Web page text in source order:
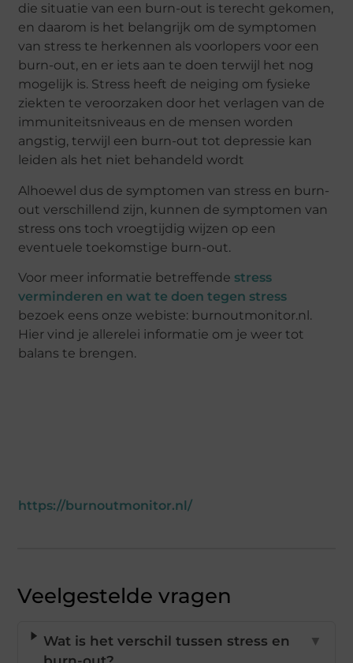
die situatie van een burn-out is terecht gekomen,
en daarom is het belangrijk om de symptomen
van stress te herkennen als voorlopers voor een
burn-out, en er iets aan te doen terwijl het nog
mogelijk is. Stress heeft de neiging om fysieke
ziekten te veroorzaken door het verlagen van de
immuniteitsniveaus en de mensen worden
angstig, terwijl een burn-out tot depressie kan
leiden als het niet behandeld wordt
Alhoewel dus de symptomen van stress en burn-
out verschillend zijn, kunnen de symptomen van
stress ons toch vroegtijdig wijzen op een
eventuele toekomstige burn-out.
Voor meer informatie betreffende stress
verminderen en wat te doen tegen stress
bezoek eens onze webiste: burnoutmonitor.nl.
Hier vind je allerelei informatie om je weer tot
balans te brengen.
https://burnoutmonitor.nl/
Veelgestelde vragen
Wat is het verschil tussen stress en
▼